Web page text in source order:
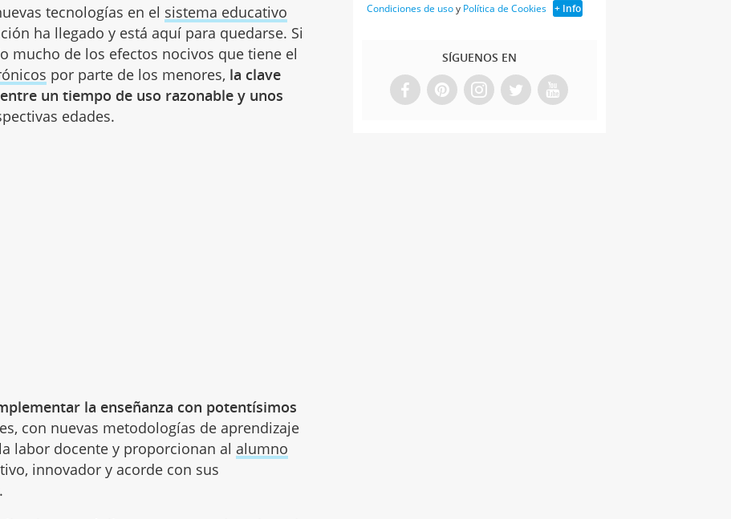
tecnologías en el sistema educativo
ha llegado y está aquí para quedarse. Si
mucho de los efectos nocivos que tiene el
por parte de los menores, la clave
un tiempo de uso razonable y unos
edades.
la enseñanza con potentísimos
con nuevas metodologías de aprendizaje
labor docente y proporcionan al alumno
innovador y acorde con sus
Condiciones de usoy Política de Cookies + Info
SÍGUENOS EN